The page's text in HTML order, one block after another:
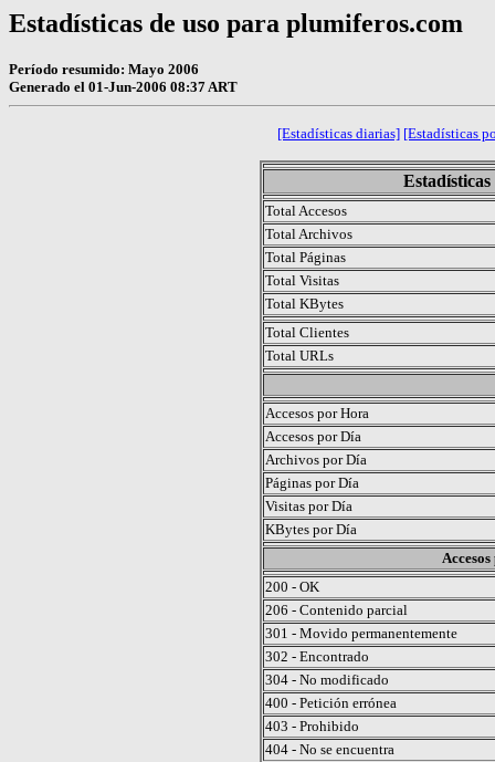
Estadísticas de uso para plumiferos.com
Período resumido: Mayo 2006
Generado el 01-Jun-2006 08:37 ART
[Estadísticas diarias] [Estadísticas
Estadísticas
Total Accesos
Total Archivos
Total Páginas
Total Visitas
Total KBytes
Total Clientes
Total URLs
Accesos por Hora
Accesos por Día
Archivos por Día
Páginas por Día
Visitas por Día
KBytes por Día
200 - OK
206 - Contenido parcial
301 - Movido permanentemente
302 - Encontrado
304 - No modificado
400 - Petición errónea
403 - Prohibido
404 - No se encuentra